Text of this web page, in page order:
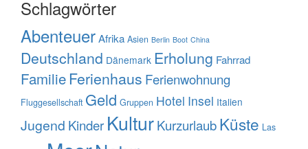
Schlagwörter
AbenteuerAfrika Asien Berlin Boot China
Deutschland Dänemark Erholung Fahrrad
Familie Ferienhaus Ferienwohnung
Fluggesellschaft Geld Gruppen Hotel Insel Italien
Jugend Kinder KulturKurzurlaubKüste Las